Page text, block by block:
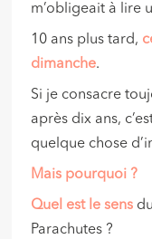
m’obligeait à lire
10 ans plus tard,
dimanche.
Si je consacre
après dix ans,
quelque chose
Mais pourquoi ?
Quel est le sens
Parachutes ?